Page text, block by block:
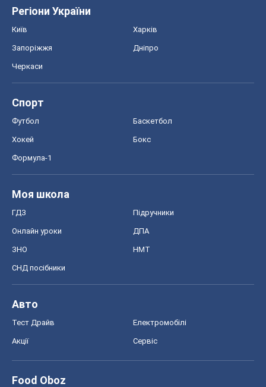
Регіони України
Київ Харків
Запоріжжя Дніпро
Черкаси
Спорт
Футбол Баскетбол
Хокей Бокс
Формула-1
Моя школа
ГДЗ Підручники
Онлайн уроки ДПА
ЗНО НМТ
СНД посібники
Авто
Тест Драйв Електромобілі
Акції Сервіс
Food Oboz